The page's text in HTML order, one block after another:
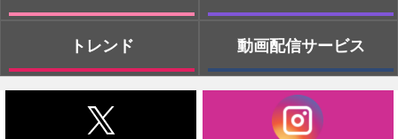
トレンド 動画配信サービス